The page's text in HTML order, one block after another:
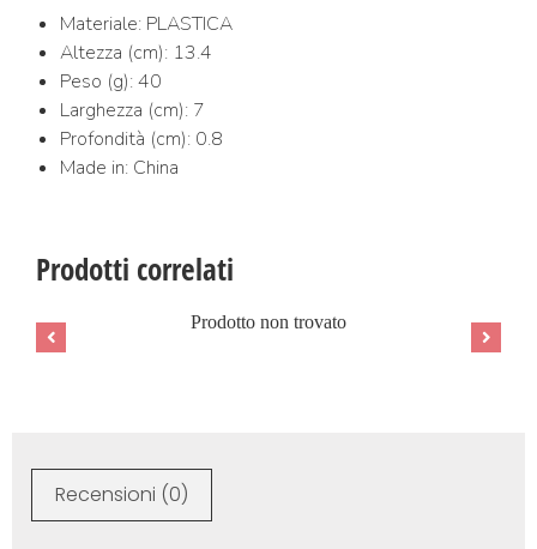
Materiale: PLASTICA
Altezza (cm): 13.4
Peso (g): 40
Larghezza (cm): 7
Profondità (cm): 0.8
Made in: China
Prodotti correlati
Prodotto non trovato
Recensioni (0)